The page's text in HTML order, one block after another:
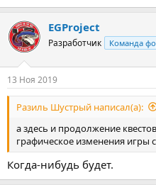
EGProject
Разработчик Команда
13 Ноя 2019
Разиль Шустрый написал(а):
а здесь и продолжение
графическое изменения
Когда-нибудь будет.